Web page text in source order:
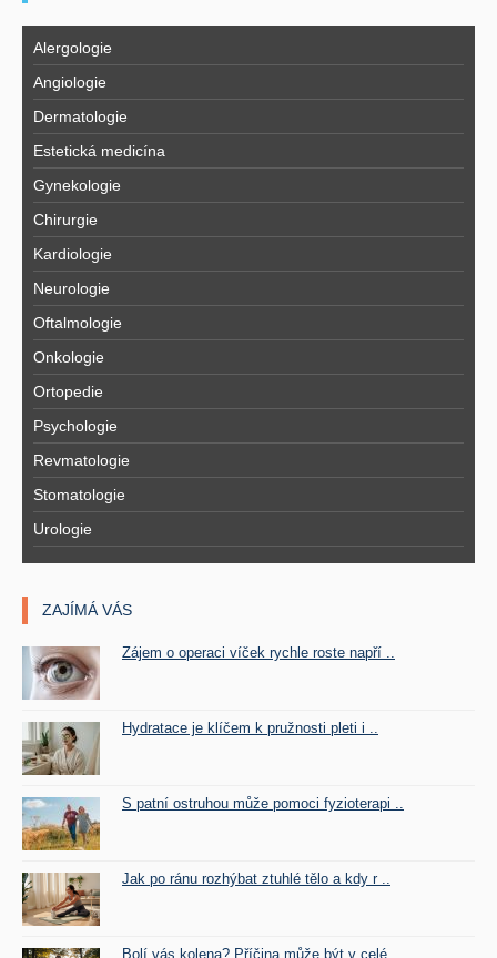
Alergologie
Angiologie
Dermatologie
Estetická medicína
Gynekologie
Chirurgie
Kardiologie
Neurologie
Oftalmologie
Onkologie
Ortopedie
Psychologie
Revmatologie
Stomatologie
Urologie
ZAJÍMÁ VÁS
Zájem o operaci víček rychle roste napří ..
Hydratace je klíčem k pružnosti pleti i ..
S patní ostruhou může pomoci fyzioterapi ..
Jak po ránu rozhýbat ztuhlé tělo a kdy r ..
Bolí vás kolena? Příčina může být v celé ..